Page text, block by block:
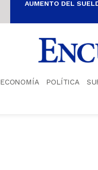
AUMENTO DEL
ECONOMÍA POLÍTICA